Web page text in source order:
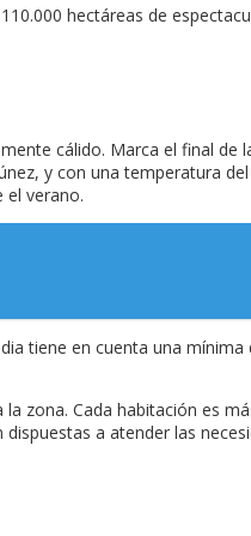
hectáreas de
cálido. Marca el final
y con una temperatura
el verano.
tiene en cuenta una
zona. Cada habitación es
a atender las